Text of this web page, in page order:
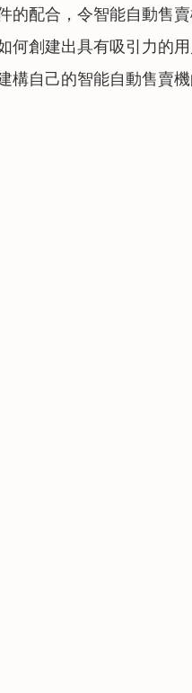
配合，令智能自動售賣
何創建出具有吸引力的
構自己的智能自動售賣